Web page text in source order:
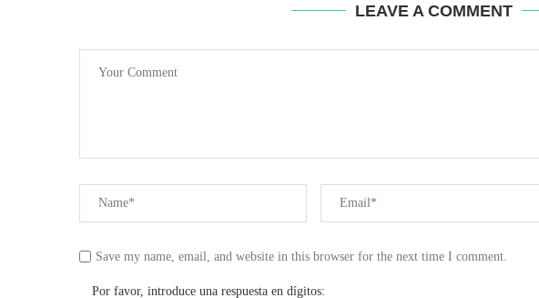
LEAVE A COMMENT
Save my name, email, and website in this browser for the next time I comment.
Por favor, introduce una respuesta en dígitos: